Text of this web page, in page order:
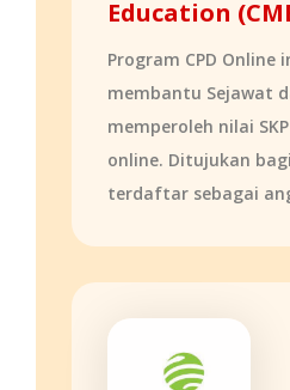
Education
Program CPD Online
membantu Sejawat
memperoleh nilai
online. Ditujukan
terdaftar sebagai